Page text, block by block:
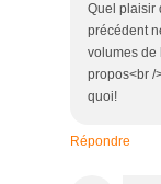
Quel plaisir
précédent
volumes de
propos<br /
quoi!
Répondre